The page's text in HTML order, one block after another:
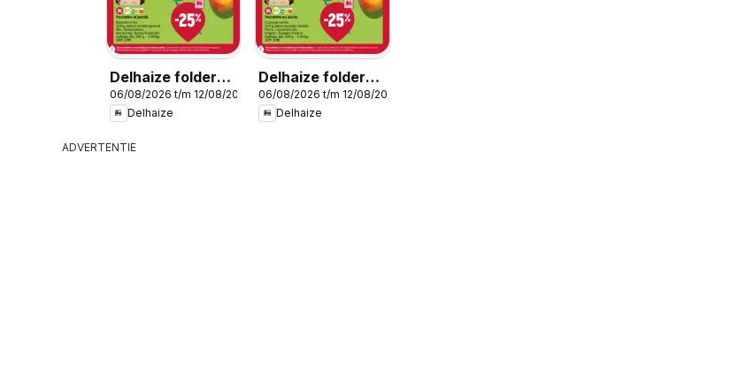
Delhaize folder
week 32
06/08/2026 t/m 12/08/2026
Delhaize
Delhaize folder
semaine 32
06/08/2026 t/m 12/08/2026
Delhaize
ADVERTENTIE